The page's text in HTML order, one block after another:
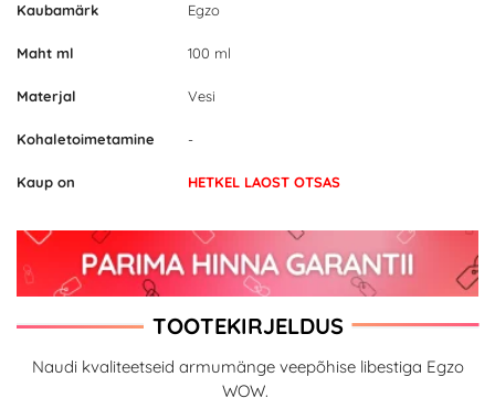
Kaubamärk Egzo
Maht ml 100 ml
Materjal Vesi
Kohaletoimetamine -
Kaup on HETKEL LAOST OTSAS
TOOTEKIRJELDUS
Naudi kvaliteetseid armumänge veepõhise libestiga Egzo
WOW.